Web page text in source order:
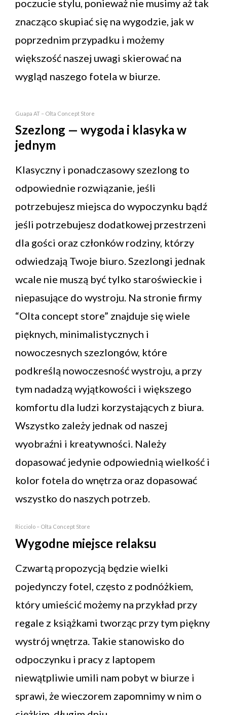
poczucie stylu, ponieważ nie musimy aż tak
znacząco skupiać się na wygodzie, jak w
poprzednim przypadku i możemy
większość naszej uwagi skierować na
wygląd naszego fotela w biurze.
Guapa AT – Olta Concept Store
Szezlong — wygoda i klasyka w
jednym
Klasyczny i ponadczasowy szezlong to
odpowiednie rozwiązanie, jeśli
potrzebujesz miejsca do wypoczynku bądź
jeśli potrzebujesz dodatkowej przestrzeni
dla gości oraz członków rodziny, którzy
odwiedzają Twoje biuro. Szezlongi jednak
wcale nie muszą być tylko staroświeckie i
niepasujące do wystroju. Na stronie firmy
“Olta concept store” znajduje się wiele
pięknych, minimalistycznych i
nowoczesnych szezlongów, które
podkreślą nowoczesność wystroju, a przy
tym nadadzą wyjątkowości i większego
komfortu dla ludzi korzystających z biura.
Wszystko zależy jednak od naszej
wyobraźni i kreatywności. Należy
dopasować jedynie odpowiednią wielkość i
kolor fotela do wnętrza oraz dopasować
wszystko do naszych potrzeb.
Ricciolo – Olta Concept Store
Wygodne miejsce relaksu
Czwartą propozycją będzie wielki
pojedynczy fotel, często z podnóżkiem,
który umieścić możemy na przykład przy
regale z książkami tworząc przy tym piękny
wystrój wnętrza. Takie stanowisko do
odpoczynku i pracy z laptopem
niewątpliwie umili nam pobyt w biurze i
sprawi, że wieczorem zapomnimy w nim o